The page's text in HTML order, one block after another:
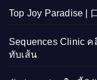
Top Joy Paradise |
Sequences Clinic
ทับเส้น